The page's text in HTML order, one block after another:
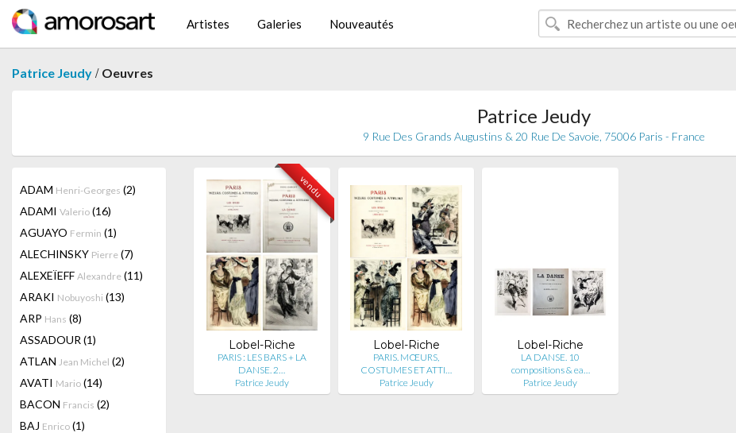
Artistes Galeries Nouveautés
Patrice Jeudy / Oeuvres
Patrice Jeudy
9 Rue Des Grands Augustins & 20 Rue De Savoie, 75006 Paris - France
ADAM Henri-Georges (2)
ADAMI Valerio (16)
AGUAYO Fermin (1)
ALECHINSKY Pierre (7)
ALEXEÏEFF Alexandre (11)
ARAKI Nobuyoshi (13)
ARP Hans (8)
ASSADOUR (1)
ATLAN Jean Michel (2)
AVATI Mario (14)
BACON Francis (2)
BAJ Enrico (1)
vendu
Lobel-Riche
PARIS : LES BARS + LA
DANSE. 2…
Patrice Jeudy
Lobel-Riche
PARIS. MŒURS,
COSTUMES ET ATTI…
Patrice Jeudy
Lobel-Riche
LA DANSE. 10
compositions & ea…
Patrice Jeudy